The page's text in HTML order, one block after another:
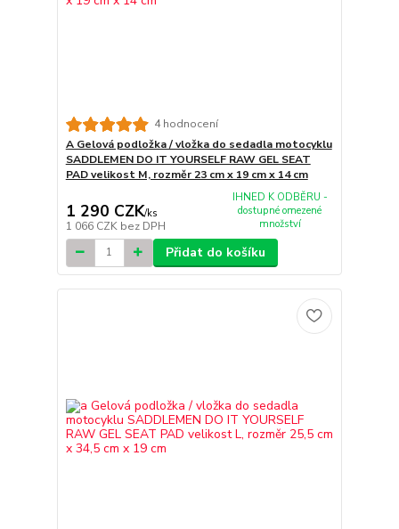
4 hodnocení
A Gelová podložka / vložka do sedadla motocyklu
SADDLEMEN DO IT YOURSELF RAW GEL SEAT
PAD velikost M, rozměr 23 cm x 19 cm x 14 cm
1 290 CZK/ks
1 066 CZK bez DPH
IHNED K ODBĚRU -
dostupné omezené
množství
Přidat do košíku